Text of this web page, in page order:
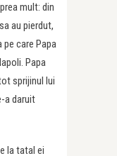
mult: din
au pierdut,
care Papa
Papa
sprijinul lui
a daruit
la tatal ei